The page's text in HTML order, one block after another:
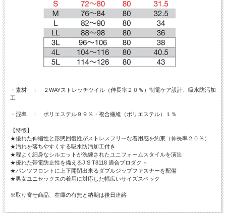
・素材 ： ２WAYストレッチツイル（伸長率２０％）制電ケア設計、吸水防汚加
工
・混率 ： ポリエステル９９％・複合繊維（ポリエステル）１％
【特徴】
★優れた伸縮性と形態回復性がストレスフリーな着用感を約束（伸長率２０％）
★汚れを落ちやすくする吸水防汚加工付き
★程よく細身なシルエットが洗練されたユニフォームスタイルを演出
★優れた帯電防止性を備えるJIS T8118 適合プロダクト
★パンツフロントに上下開閉出来るダブルジップファスナーを配備
★男女ユニセックスの着用に対応した幅広いサイズスペック
※取り寄せ商品、在庫の有無と納期は後日連絡